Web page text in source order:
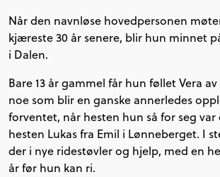
Når den navnløse hovedpersonen
kjæreste 30 år senere, blir hun minnet
i Dalen.
Bare 13 år gammel får hun føllet Vera
noe som blir en ganske annerledes
forventet, når hesten hun så for seg var
hesten Lukas fra Emil i Lønneberget. I
der i nye ridestøvler og hjelp, med en
år før hun kan ri.